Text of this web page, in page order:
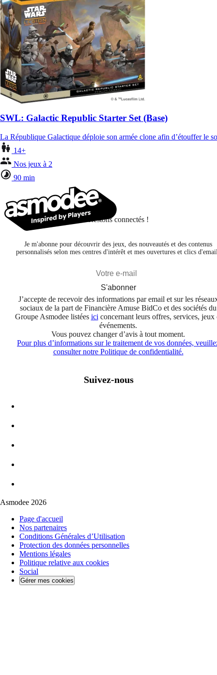
SWL: Galactic Republic Starter Set (Base)
La République Galactique déploie son armée clone afin d’étouffer le
14+
Nos jeux à 2
90 min
Restons connectés !
Je m'abonne pour découvrir des jeux, des nouveautés et des contenus
personnalisés selon mes centres d'intérêt et mes ouvertures et clics
S'abonner
J’accepte de recevoir des informations par email et sur les
sociaux de la part de Financière Amuse BidCo et des sociétés du
Groupe Asmodee listées ici concernant leurs offres, services, jeux
événements.
Vous pouvez changer d’avis à tout moment.
Pour plus d’informations sur le traitement de vos données,
consulter notre Politique de confidentialité.
Suivez-nous
Asmodee 2026
Page d'accueil
Nos partenaires
Conditions Générales d’Utilisation
Protection des données personnelles
Mentions légales
Politique relative aux cookies
Social
Gérer mes cookies